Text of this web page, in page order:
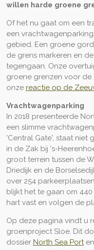
willen harde groene
Of het nu gaat om een
een
gebied. Een groene
de grens markeren en
tegengaan. Onze
groene grenzen voor de
onze reactie op de
Vrachtwagenparking
In 2018 presenteerde
een slimme
'Central Gate', staat niet
in de Zak bij 's-
groot terrein tussen de
Driedijk en de
over 254
blijkt het te gaan om
hart vast en volgen de
Op deze pagina vindt u
groenproject Sloe. Dit
dossier North Sea Port